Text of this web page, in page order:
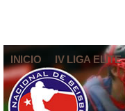
INICIO IV LIGA ELITE